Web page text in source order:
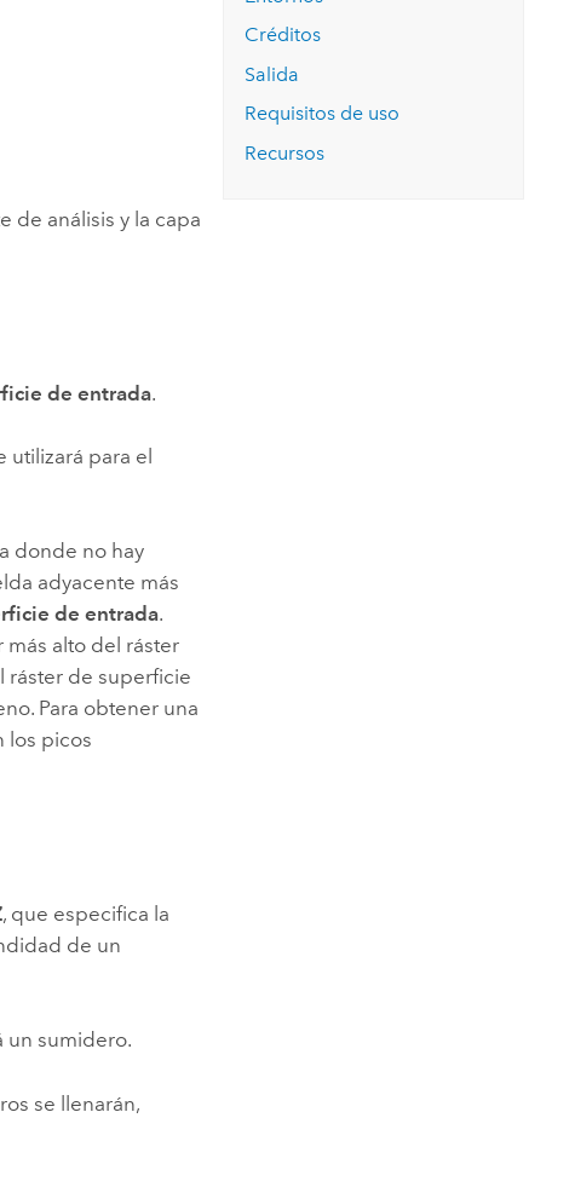
Explorar ArcGIS Pro
Leer la historia
de análisis y la capa
de entrada.
utilizará para el
donde no hay
adyacente más
de entrada.
más alto del ráster
ráster de superficie
Para obtener una
los picos
, que especifica la
de un
un sumidero.
se llenarán,
Créditos
Salida
Requisitos de uso
Recursos